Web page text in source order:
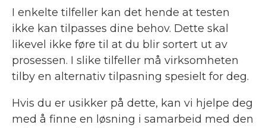
I enkelte tilfeller kan det hende at testen
ikke kan tilpasses dine behov. Dette skal
likevel ikke føre til at du blir sortert ut av
prosessen. I slike tilfeller må virksomheten
tilby en alternativ tilpasning spesielt for deg.
Hvis du er usikker på dette, kan vi hjelpe deg
med å finne en løsning i samarbeid med den